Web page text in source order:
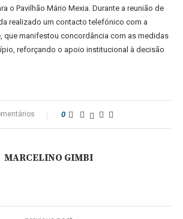
o Pavilhão Mário Mexia. Durante a reunião de
realizado um contacto telefónico com a
que manifestou concordância com as medidas
reforçando o apoio institucional à decisão
0
MARCELINO GIMBI